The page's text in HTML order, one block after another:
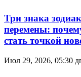
Три знака
перемены:
стать точкой
Июл 29, 2026, 05:30